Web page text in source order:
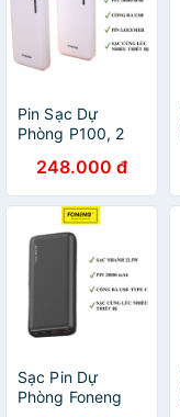
Pin Sạc Dự
Phòng P100, 2
Lợi, Cao Cấp,
Chính Hãng,
Dung Lượng Thật
10.000 mAh
248.000 đ
Sạc Pin Dự
Phòng Foneng